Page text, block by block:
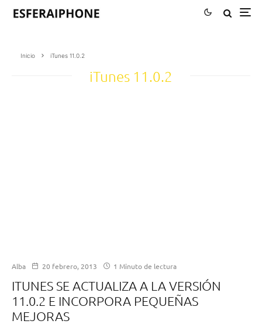
Inicio iTunes 11.0.2
iTunes 11.0.2
Alba 20 febrero, 2013 1 Minuto de lectura
ITUNES SE ACTUALIZA A LA VERSIÓN
11.0.2 E INCORPORA PEQUEÑAS
MEJORAS